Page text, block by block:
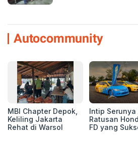
Autocommunity
MBI Chapter Depok,
Keliling Jakarta
Rehat di Warsol
Intip Serunya
Ratusan
FD yang